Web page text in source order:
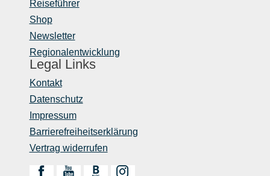
Reiseführer
Shop
Newsletter
Regionalentwicklung
Legal Links
Kontakt
Datenschutz
Impressum
Barrierefreiheitserklärung
Vertrag widerrufen